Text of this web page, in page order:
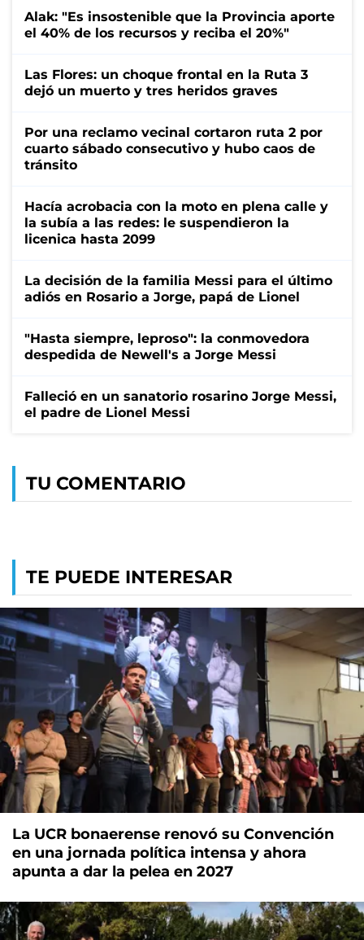
Alak: "Es insostenible que la Provincia aporte
el 40% de los recursos y reciba el 20%"
Las Flores: un choque frontal en la Ruta 3
dejó un muerto y tres heridos graves
Por una reclamo vecinal cortaron ruta 2 por
cuarto sábado consecutivo y hubo caos de
tránsito
Hacía acrobacia con la moto en plena calle y
la subía a las redes: le suspendieron la
licenica hasta 2099
La decisión de la familia Messi para el último
adiós en Rosario a Jorge, papá de Lionel
"Hasta siempre, leproso": la conmovedora
despedida de Newell's a Jorge Messi
Falleció en un sanatorio rosarino Jorge Messi,
el padre de Lionel Messi
TU COMENTARIO
TE PUEDE INTERESAR
La UCR bonaerense renovó su Convención
en una jornada política intensa y ahora
apunta a dar la pelea en 2027